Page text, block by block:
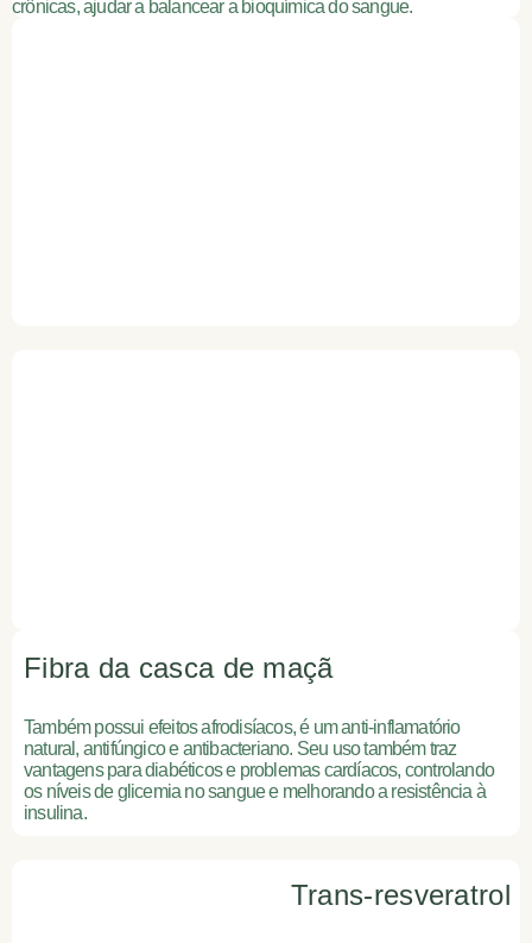
crônicas, ajudar a balancear a bioquímica do sangue.
Fibra da casca de maçã
Também possui efeitos afrodisíacos, é um anti-inflamatório
natural, antifúngico e antibacteriano. Seu uso também traz
vantagens para diabéticos e problemas cardíacos, controlando
os níveis de glicemia no sangue e melhorando a resistência à
insulina.
Trans-resveratrol